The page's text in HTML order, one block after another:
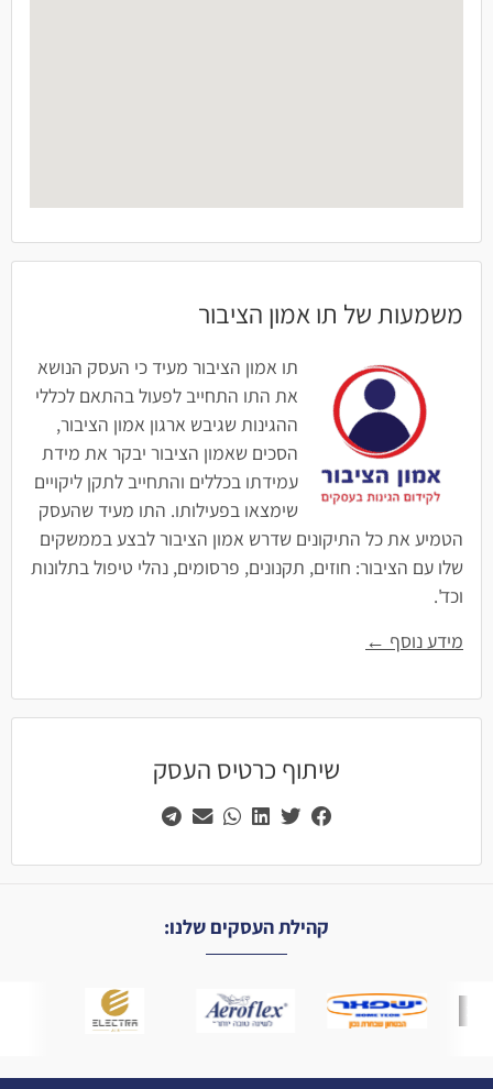
משמעות של תו אמון הציבור
תו אמון הציבור מעיד כי העסק הנושא
את התו התחייב לפעול בהתאם לכללי
ההגינות שגיבש ארגון אמון הציבור,
הסכים שאמון הציבור יבקר את מידת
עמידתו בכללים והתחייב לתקן ליקויים
שימצאו בפעילותו. התו מעיד שהעסק
הטמיע את כל התיקונים שדרש אמון הציבור לבצע בממשקים
שלו עם הציבור: חוזים, תקנונים, פרסומים, נהלי טיפול בתלונות
וכד'.
מידע נוסף ←
שיתוף כרטיס העסק
קהילת העסקים שלנו: